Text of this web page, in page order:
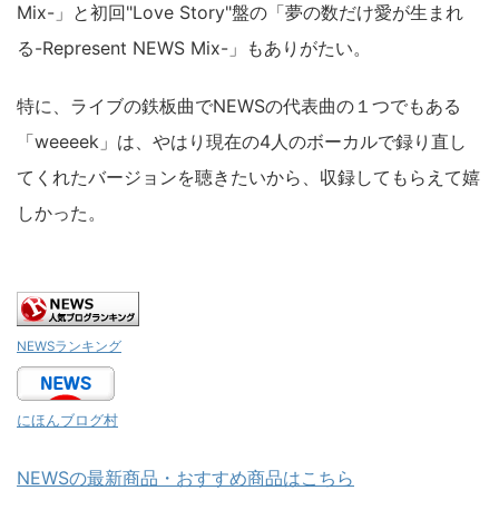
Mix-」と初回"Love Story"盤の「夢の数だけ愛が生まれ
る-Represent NEWS Mix-」もありがたい。
特に、ライブの鉄板曲でNEWSの代表曲の１つでもある
「weeeek」は、やはり現在の4人のボーカルで録り直し
てくれたバージョンを聴きたいから、収録してもらえて嬉
しかった。
NEWSランキング
にほんブログ村
NEWSの最新商品・おすすめ商品はこちら